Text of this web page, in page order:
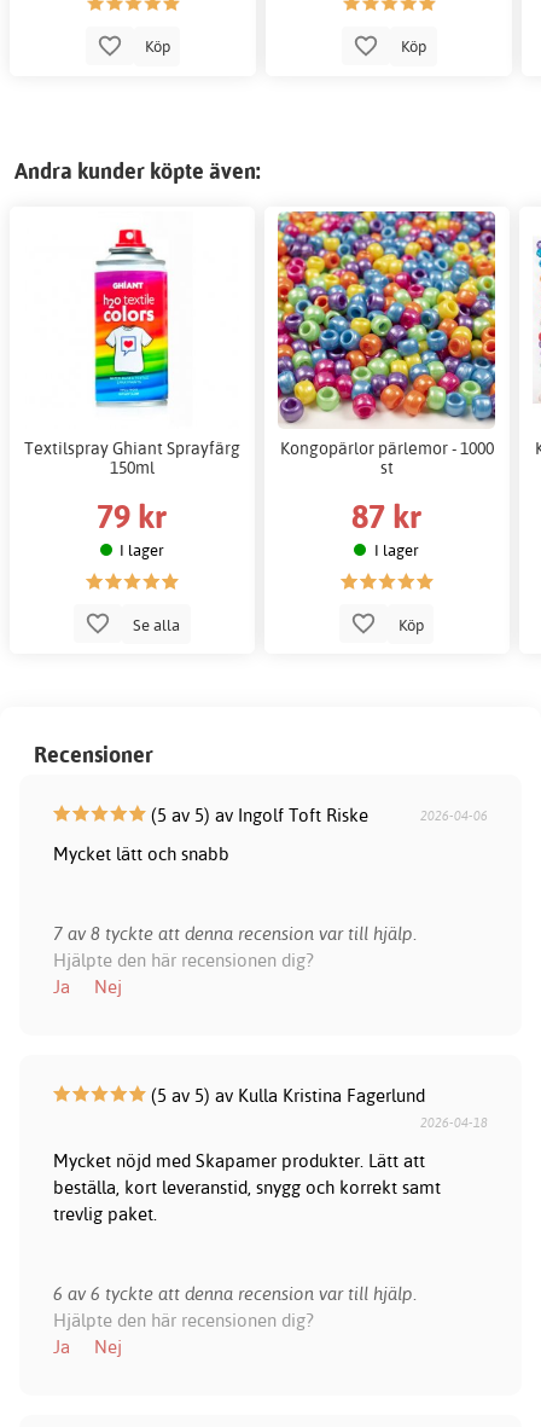
Köp Köp
Andra kunder köpte även:
Textilspray Ghiant Sprayfärg
150ml
79 kr
I lager
Se alla
Kongopärlor pärlemor - 1000
st
87 kr
I lager
Köp
Recensioner
(5 av 5) av Ingolf Toft Riske 2026-04-06
Mycket lätt och snabb
7 av 8 tyckte att denna recension var till hjälp.
Hjälpte den här recensionen dig?
Ja
Nej
(5 av 5) av Kulla Kristina Fagerlund
2026-04-18
Mycket nöjd med Skapamer produkter. Lätt att
beställa, kort leveranstid, snygg och korrekt samt
trevlig paket.
6 av 6 tyckte att denna recension var till hjälp.
Hjälpte den här recensionen dig?
Ja
Nej